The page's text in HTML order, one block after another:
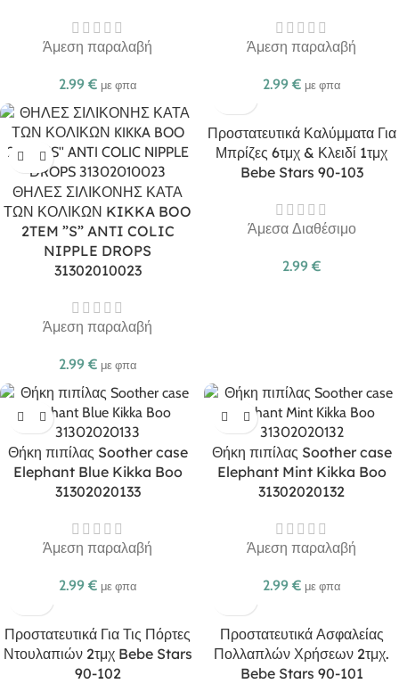
Άμεση παραλαβή
2.99 € με φπα
Άμεση παραλαβή
2.99 € με φπα
ΘΗΛΕΣ ΣΙΛΙΚΟΝΗΣ ΚΑΤΑ
ΤΩΝ ΚΟΛΙΚΩΝ KIKKA BOO
2TEM ”S” ANTI COLIC
NIPPLE DROPS
31302010023
Άμεση παραλαβή
2.99 € με φπα
Προστατευτικά Καλύμματα Για
Μπρίζες 6τμχ & Κλειδί 1τμχ
Bebe Stars 90-103
Άμεσα Διαθέσιμο
2.99 €
Θήκη πιπίλας Soother case
Elephant Blue Kikka Boo
31302020133
Άμεση παραλαβή
2.99 € με φπα
Θήκη πιπίλας Soother case
Elephant Mint Kikka Boo
31302020132
Άμεση παραλαβή
2.99 € με φπα
Προστατευτικά Για Τις Πόρτες
Ντουλαπιών 2τμχ Bebe Stars
90-102
Προστατευτικά Ασφαλείας
Πολλαπλών Χρήσεων 2τμχ.
Bebe Stars 90-101